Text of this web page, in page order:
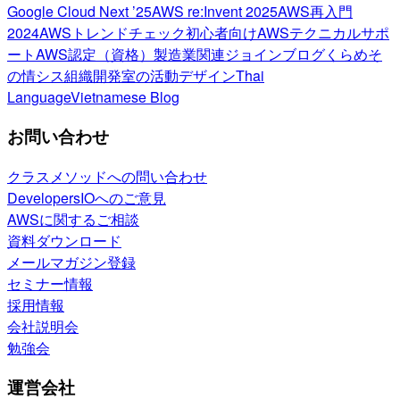
Google Cloud Next ’25AWS re:Invent 2025AWS再入門
2024AWSトレンドチェック初心者向けAWSテクニカルサポ
ートAWS認定（資格） 製造業関連ジョインブログくらめそ
の情シス組織開発室の活動デザインThai
LanguageVietnamese Blog
お問い合わせ
クラスメソッドへの問い合わせ
DevelopersIOへのご意見
AWSに関するご相談
資料ダウンロード
メールマガジン登録
セミナー情報
採用情報
会社説明会
勉強会
運営会社